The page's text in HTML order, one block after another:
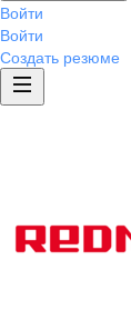
Войти
Войти
Создать резюме